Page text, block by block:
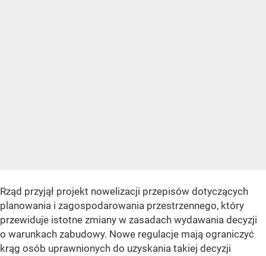
Rząd przyjął projekt nowelizacji przepisów dotyczących
planowania i zagospodarowania przestrzennego, który
przewiduje istotne zmiany w zasadach wydawania decyzji
o warunkach zabudowy. Nowe regulacje mają ograniczyć
krąg osób uprawnionych do uzyskania takiej decyzji